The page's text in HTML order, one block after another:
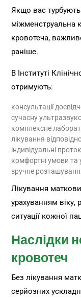
Якщо вас турбують
міжменструальна
кровотеча,
раніше.
В Інституті
отримують:
консультації
сучасну
комплексне
лікування
індивідуальні
комфортні умови та
зручне
Лікування
урахуванням віку,
ситуації кожної
Наслідки
кровотеч
Без лікування
серйозних